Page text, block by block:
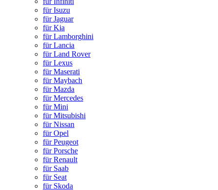
für Isuzu
für Jaguar
für Kia
für Lamborghini
für Lancia
für Land Rover
für Lexus
für Maserati
für Maybach
für Mazda
für Mercedes
für Mini
für Mitsubishi
für Nissan
für Opel
für Peugeot
für Porsche
für Renault
für Saab
für Seat
für Skoda